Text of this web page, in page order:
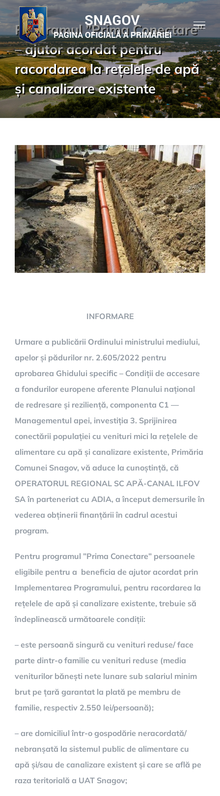
Skip
to
content
Programul ”Prima Conectare”
– ajutor acordat pentru
racordarea la rețelele de apă
și canalizare existente
INFORMARE
Urmare a publicării Ordinului ministrului mediului,
apelor și pădurilor nr. 2.605/2022 pentru
aprobarea Ghidului specific – Condiții de accesare
a fondurilor europene aferente Planului național
de redresare și reziliență, componenta C1 —
Managementul apei, investiția 3. Sprijinirea
conectării populației cu venituri mici la rețelele de
alimentare cu apă și canalizare existente, Primăria
Comunei Snagov, vă aduce la cunoștință, că
OPERATORUL REGIONAL SC APĂ-CANAL ILFOV
SA în parteneriat cu ADIA, a început demersurile în
vederea obținerii finanțării în cadrul acestui
program.
Pentru programul ”Prima Conectare” persoanele
eligibile pentru a beneficia de ajutor acordat prin
Implementarea Programului, pentru racordarea la
rețelele de apă și canalizare existente, trebuie să
îndeplinească următoarele condiții:
– este persoană singură cu venituri reduse/ face
parte dintr-o familie cu venituri reduse (media
veniturilor bănești nete lunare sub salariul minim
brut pe țară garantat la plată pe membru de
familie, respectiv 2.550 lei/persoană);
– are domiciliul într-o gospodărie neracordată/
nebranșată la sistemul public de alimentare cu
apă și/sau de canalizare existent și care se află pe
raza teritorială a UAT Snagov;